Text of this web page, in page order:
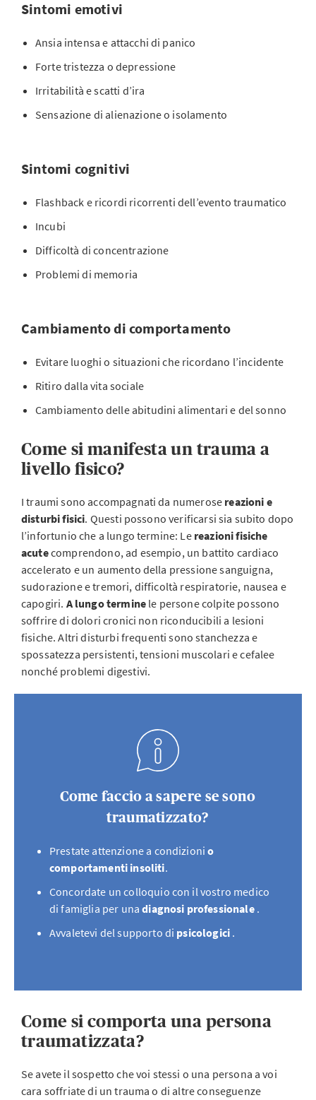
Sintomi emotivi
Ansia intensa e attacchi di panico
Forte tristezza o depressione
Irritabilità e scatti d’ira
Sensazione di alienazione o isolamento
Sintomi cognitivi
Flashback e ricordi ricorrenti dell’evento traumatico
Incubi
Difficoltà di concentrazione
Problemi di memoria
Cambiamento di comportamento
Evitare luoghi o situazioni che ricordano l’incidente
Ritiro dalla vita sociale
Cambiamento delle abitudini alimentari e del sonno
Come si manifesta un trauma a
livello fisico?
I traumi sono accompagnati da numerose reazioni e
disturbi fisici. Questi possono verificarsi sia subito dopo
l’infortunio che a lungo termine: Le reazioni fisiche
acutecomprendono, ad esempio, un battito cardiaco
accelerato e un aumento della pressione sanguigna,
sudorazione e tremori, difficoltà respiratorie, nausea e
capogiri. A lungo termine le persone colpite possono
soffrire di dolori cronici non riconducibili a lesioni
fisiche. Altri disturbi frequenti sono stanchezza e
spossatezza persistenti, tensioni muscolari e cefalee
nonché problemi digestivi.
Come faccio a sapere se sono
traumatizzato?
Prestate attenzione a condizionio
comportamenti insoliti.
Concordate un colloquio con il vostro medico
di famiglia per unadiagnosi professionale.
Avvaletevi del supporto di psicologici .
Come si comporta una persona
traumatizzata?
Se avete il sospetto che voi stessi o una persona a voi
cara soffriate di un trauma o di altre conseguenze